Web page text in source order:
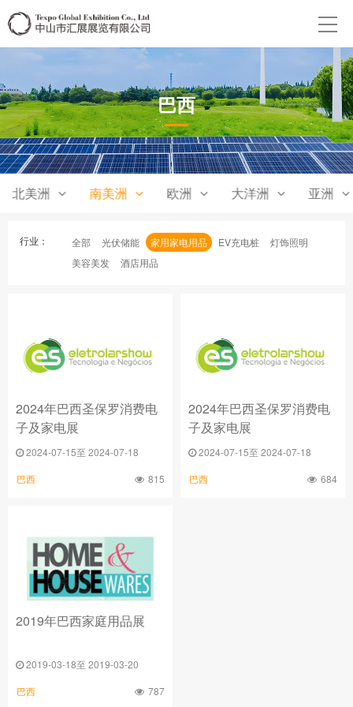
巴西
北美洲 南美洲 欧洲 大洋洲 亚洲
行业： 全部 光伏储能 家用家电用品 EV充电桩
灯饰照明
美容美发
酒店用品
2024年巴西圣保罗消费电
子及家电展
2024-07-15至 2024-07-18
巴西 815
2024年巴西圣保罗消费电
子及家电展
2024-07-15至 2024-07-18
巴西 684
2019年巴西家庭用品展
2019-03-18至 2019-03-20
巴西 787